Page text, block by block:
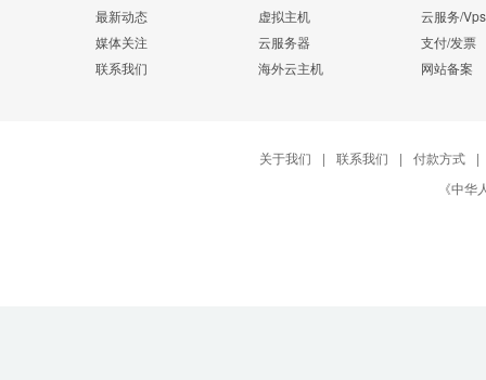
最新动态
媒体关注
联系我们
虚拟主机
云服务器
海外云主机
云服务/Vps
支付/发票
网站备案
关于我们 | 联系我们 | 付款方式
|
《中